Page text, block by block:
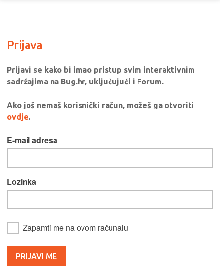
Prijava
Prijavi se kako bi imao pristup svim interaktivnim
sadržajima na Bug.hr, uključujući i Forum.
Ako još nemaš korisnički račun, možeš ga otvoriti
ovdje.
E-mail adresa
Lozinka
Zapamti me na ovom računalu